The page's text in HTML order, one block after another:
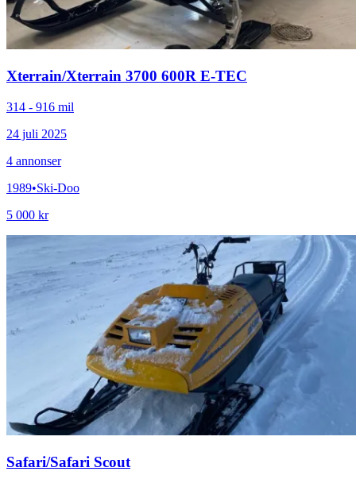
Xterrain/Xterrain 3700 600R E-TEC
314 - 916 mil
24 juli 2025
4 annonser
1989•Ski-Doo
5 000 kr
Safari/Safari Scout